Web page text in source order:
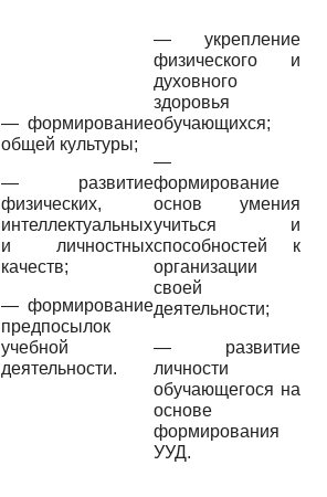
— формирование
общей культуры;
— развитие
физических,
интеллектуальных
и личностных
качеств;
— формирование
предпосылок
учебной
деятельности.
— укрепление
физического и
духовного
здоровья
обучающихся;
—
формирование
основ умения
учиться и
способностей к
организации
своей
деятельности;
— развитие
личности
обучающегося на
основе
формирования
УУД.